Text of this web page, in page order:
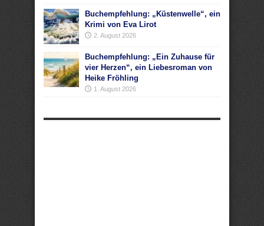
Buchempfehlung: „Küstenwelle“, ein
Krimi von Eva Lirot
2. August 2026
Buchempfehlung: „Ein Zuhause für
vier Herzen“, ein Liebesroman von
Heike Fröhling
1. August 2026